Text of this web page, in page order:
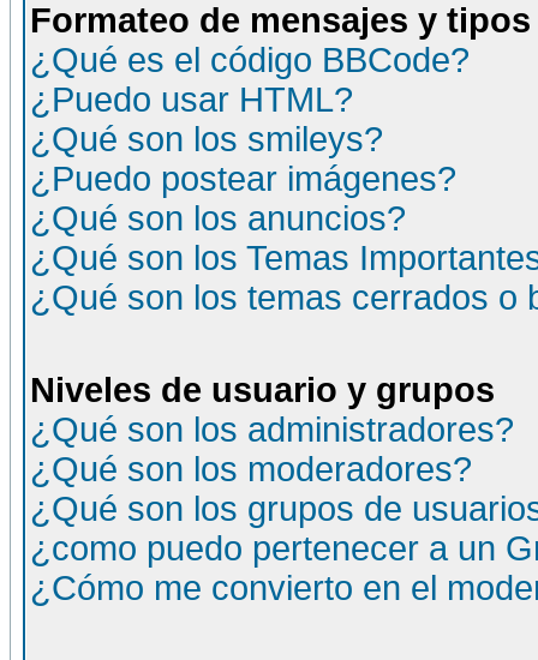
Formateo de mensajes y
¿Qué es el código BBCode?
¿Puedo usar HTML?
¿Qué son los smileys?
¿Puedo postear imágenes?
¿Qué son los anuncios?
¿Qué son los Temas
¿Qué son los temas cerrados o
Niveles de usuario y grupos
¿Qué son los administradores?
¿Qué son los moderadores?
¿Qué son los grupos de
¿como puedo pertenecer a un
¿Cómo me convierto en el